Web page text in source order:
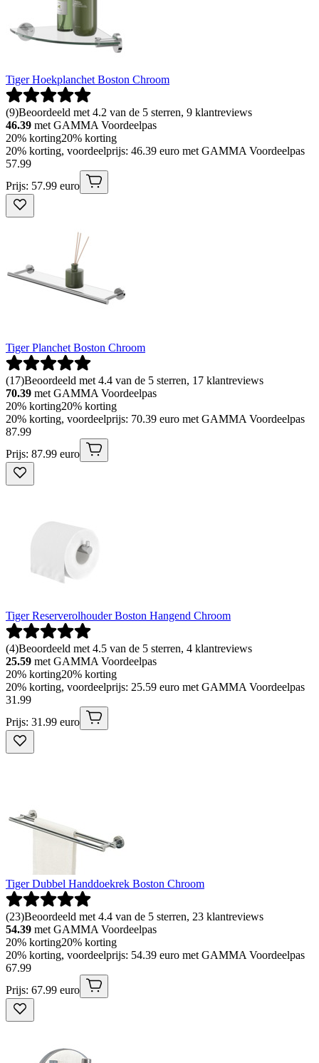
Tiger Hoekplanchet Boston Chroom
(9)Beoordeeld met 4.2 van de 5 sterren, 9 klantreviews
46.39 met GAMMA Voordeelpas
20% korting20% korting
20% korting, voordeelprijs: 46.39 euro met GAMMA Voordeelpas
57.99
Prijs: 57.99 euro
Tiger Planchet Boston Chroom
(17)Beoordeeld met 4.4 van de 5 sterren, 17 klantreviews
70.39 met GAMMA Voordeelpas
20% korting20% korting
20% korting, voordeelprijs: 70.39 euro met GAMMA Voordeelpas
87.99
Prijs: 87.99 euro
Tiger Reserverolhouder Boston Hangend Chroom
(4)Beoordeeld met 4.5 van de 5 sterren, 4 klantreviews
25.59 met GAMMA Voordeelpas
20% korting20% korting
20% korting, voordeelprijs: 25.59 euro met GAMMA Voordeelpas
31.99
Prijs: 31.99 euro
Tiger Dubbel Handdoekrek Boston Chroom
(23)Beoordeeld met 4.4 van de 5 sterren, 23 klantreviews
54.39 met GAMMA Voordeelpas
20% korting20% korting
20% korting, voordeelprijs: 54.39 euro met GAMMA Voordeelpas
67.99
Prijs: 67.99 euro